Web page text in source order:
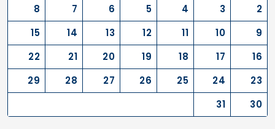
2
3
4
5
6
7
8
9
10
11
12
13
14
15
16
17
18
19
20
21
22
23
24
25
26
27
28
29
30
31